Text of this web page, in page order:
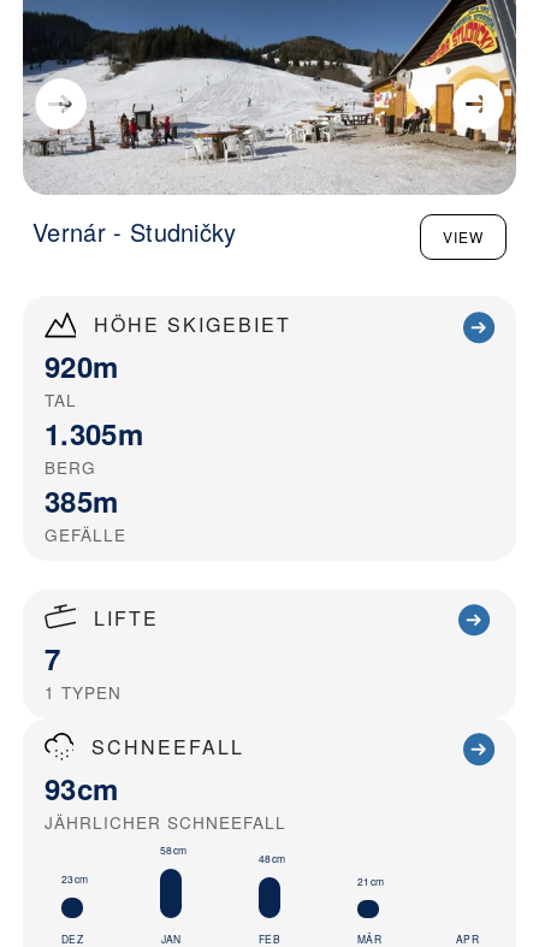
HÖHE SKIGEBIET
920m
TAL
1.305m
BERG
385m
GEFÄLLE
LIFTE
7
1 TYPEN
SCHNEEFALL
93cm
JÄHRLICHER SCHNEEFALL
23cm
DEZ
58cm
JAN
48cm
FEB
21cm
MÄR APR
Vernár - Studničky VIEW